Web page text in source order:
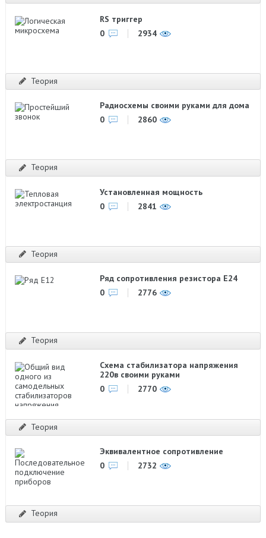
RS триггер
0
2934
Теория
Радиосхемы своими руками для дома
0
2860
Теория
Установленная мощность
0
2841
Теория
Ряд сопротивления резистора Е24
0
2776
Теория
Схема стабилизатора напряжения
220в своими руками
0
2770
Теория
Эквивалентное сопротивление
0
2732
Теория